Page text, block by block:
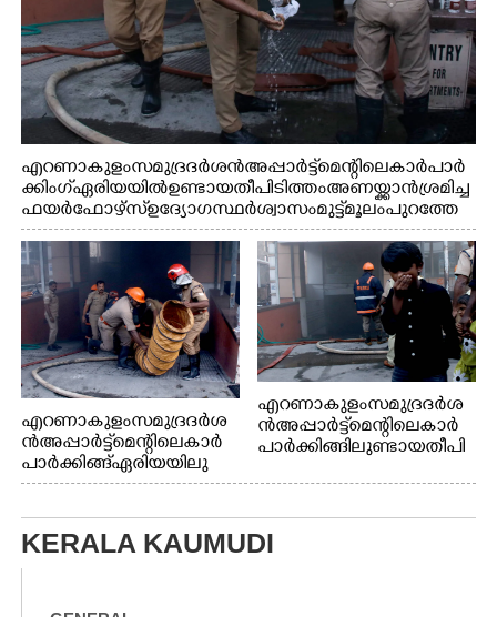
എറണാകുളം സമുദ്ര ദർശൻ അപ്പാർട്ട്മെന്റിലെ കാർ പാർ
ക്കിംഗ് ഏരിയയിൽ ഉണ്ടായ തീപിടിത്തം അണയ്ക്കാൻ ശ്രമിച്ച
ഫയർഫോഴ്സ് ഉദ്യോഗസ്ഥർ ശ്വാസം മുട്ട് മൂലം പുറത്തേ
ക്കിറങ്ങി മുഖം കഴുകുന്നു
എറണാകുളം സമുദ്ര ദർശ
ൻ അപ്പാർട്ട്മെന്റിലെ കാർ
പാർക്കിങ്ങ് ഏരിയയിലു
ണ്ടായ തീപിടിത്തം അണ
എറണാകുളം സമുദ്ര ദർശ
ൻ അപ്പാർട്ട്മെന്റിലെ കാർ
പാർക്കിങ്ങിലുണ്ടായ തീപി
കാരണം സമീപത്ത് കൂടി
കുട്ടി
KERALA KAUMUDI